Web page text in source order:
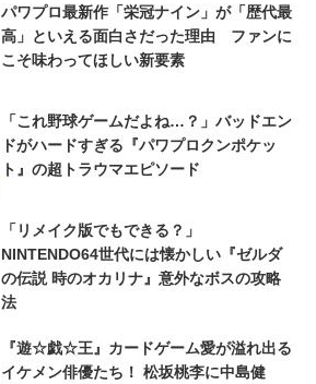
パワプロ最新作「栄冠ナイン」が「歴代最
高」といえる面白さだった理由 ファンに
こそ味わってほしい新要素
「これ野球ゲームだよね…？」バッドエン
ドがハードすぎる『パワプロクンポケッ
ト』の超トラウマエピソード
「リメイク版でもできる？」
NINTENDO64世代には懐かしい『ゼルダ
の伝説 時のオカリナ』意外なボスの攻略
法
『遊☆戯☆王』カードゲーム愛が溢れ出る
イケメン俳優たち！ 松坂桃李に中島健